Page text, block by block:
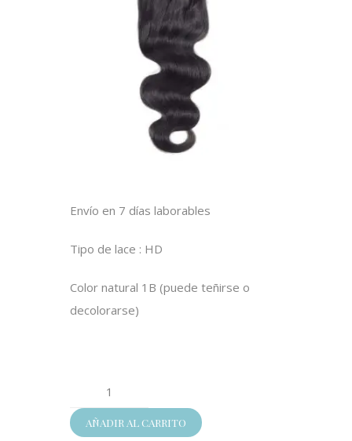
Envío en 7 días laborables
Tipo de lace : HD
Color natural 1B (puede teñirse o
decolorarse)
closure
5*5
AÑADIR AL CARRITO